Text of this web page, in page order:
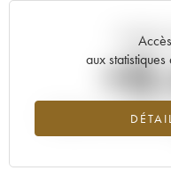
aux
Tendance à la hausse